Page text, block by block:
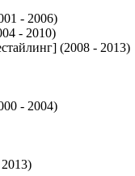
- 2006)
- 2010)
(2008 - 2013)
- 2004)